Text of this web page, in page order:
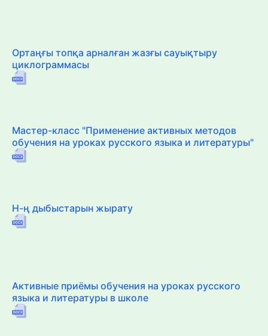
Ортаңғы топқа арналған жазғы сауықтыру
циклограммасы
Мастер-класс "Применение активных методов
обучения на уроках русского языка и литературы"
Н-ң дыбыстарын жырату
Активные приёмы обучения на уроках русского
языка и литературы в школе